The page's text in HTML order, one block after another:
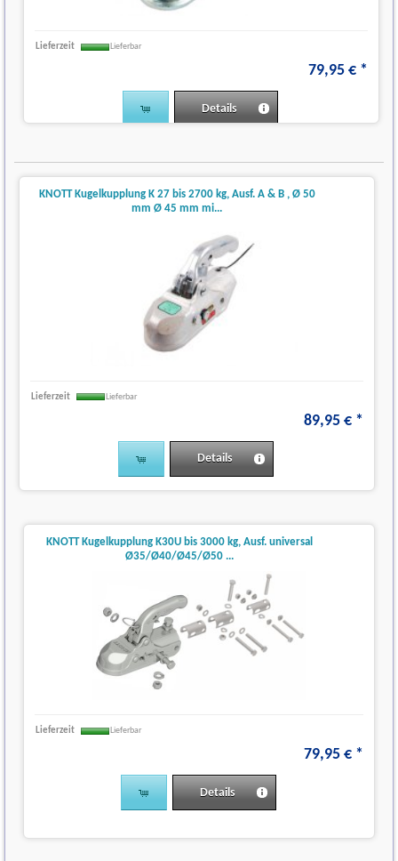
Lieferzeit Lieferbar
79,95 € *
Details
KNOTT Kugelkupplung K 27 bis 2700 kg, Ausf. A & B , Ø 50
mm Ø 45 mm mi...
Lieferzeit Lieferbar
89,95 € *
Details
KNOTT Kugelkupplung K30U bis 3000 kg, Ausf. universal
Ø35/Ø40/Ø45/Ø50 ...
Lieferzeit Lieferbar
79,95 € *
Details